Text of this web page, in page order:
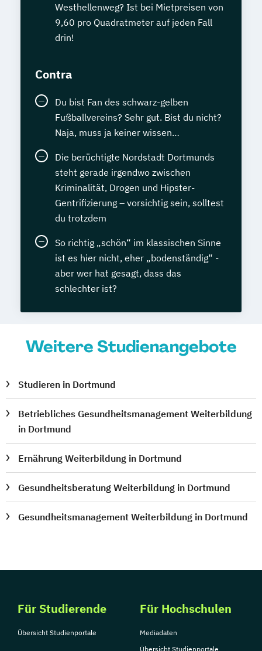
Westhellenweg? Ist bei Mietpreisen von
9,60 pro Quadratmeter auf jeden Fall
drin!
Contra
Du bist Fan des schwarz-gelben
Fußballvereins? Sehr gut. Bist du nicht?
Naja, muss ja keiner wissen…
Die berüchtigte Nordstadt Dortmunds
steht gerade irgendwo zwischen
Kriminalität, Drogen und Hipster-
Gentrifizierung – vorsichtig sein, solltest
du trotzdem
So richtig „schön“ im klassischen Sinne
ist es hier nicht, eher „bodenständig“ -
aber wer hat gesagt, dass das
schlechter ist?
Weitere Studienangebote
Studieren in Dortmund
Betriebliches Gesundheitsmanagement Weiterbildung
in Dortmund
Ernährung Weiterbildung in Dortmund
Gesundheitsberatung Weiterbildung in Dortmund
Gesundheitsmanagement Weiterbildung in Dortmund
Für Studierende
Übersicht Studienportale
Für Hochschulen
Mediadaten
Übersicht Studienportale